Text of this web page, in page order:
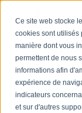
Ce site web stocke
cookies sont utilisés
manière dont vous
permettent de nous
informations afin
expérience de
indicateurs
et sur d'autres